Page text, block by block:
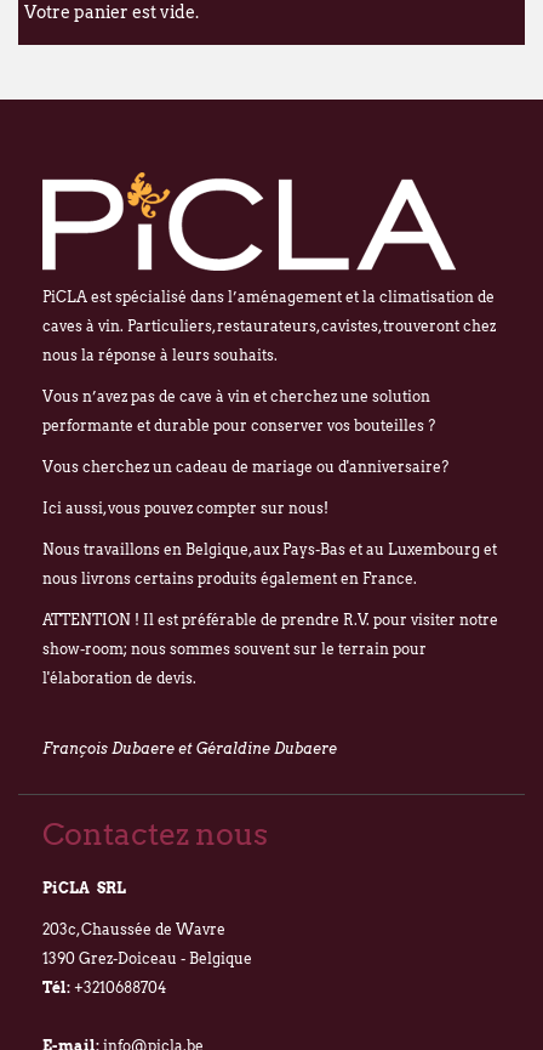
Votre panier est vide.
PiCLA est spécialisé dans l’aménagement et la climatisation de
caves à vin. Particuliers, restaurateurs, cavistes, trouveront chez
nous la réponse à leurs souhaits.
Vous n’avez pas de cave à vin et cherchez une solution
performante et durable pour conserver vos bouteilles ?
Vous cherchez un cadeau de mariage ou d'anniversaire?
Ici aussi, vous pouvez compter sur nous!
Nous travaillons en Belgique, aux Pays-Bas et au Luxembourg et
nous livrons certains produits également en France.
ATTENTION ! Il est préférable de prendre R.V. pour visiter notre
show-room; nous sommes souvent sur le terrain pour
l'élaboration de devis.
François Dubaere et Géraldine Dubaere
Contactez nous
PiCLA SRL
203c, Chaussée de Wavre
1390 Grez-Doiceau - Belgique
Tél: +3210688704
E-mail: info@picla.be